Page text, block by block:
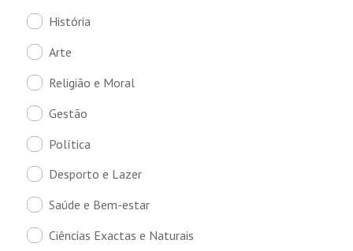
História
Arte
Religião e Moral
Gestão
Política
Desporto e Lazer
Saúde e Bem-estar
Ciências Exactas e Naturais